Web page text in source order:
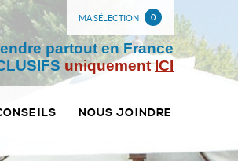
MA SÉLECTION 0
partout en France
uniquementICI
NOUS JOINDRE